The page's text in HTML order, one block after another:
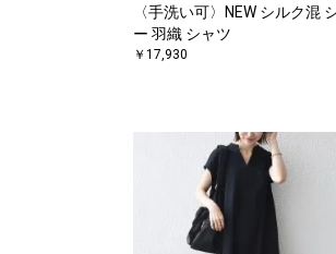
〈手洗い可〉NEW シルク混
ー 羽織 シャツ
￥17,930